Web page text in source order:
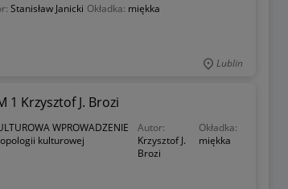
Stanisław Janicki Okładka: miękka
Lublin
1 Krzysztof J. Brozi
WPROWADZENIE
kulturowej
Autor:
Krzysztof J.
Brozi
Okładka:
miękka